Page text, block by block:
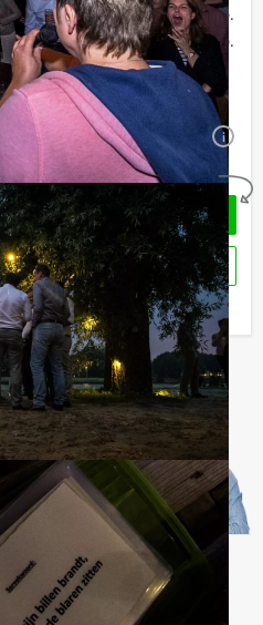
€ 66,50 p.p.
€ 64,50 p.p.
i
Geheel vrijblijvend
AANVRAGEN
over dit uitje